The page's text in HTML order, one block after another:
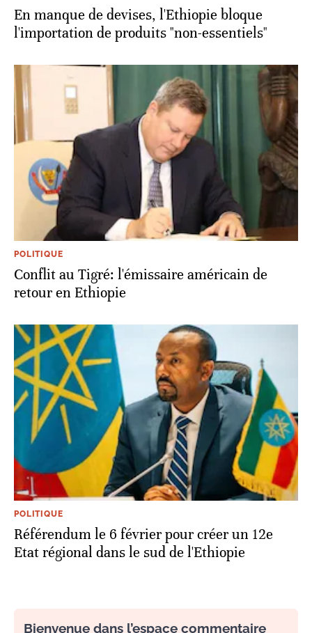
En manque de devises, l'Ethiopie bloque
l'importation de produits "non-essentiels"
POLITIQUE
Conflit au Tigré: l'émissaire américain de
retour en Ethiopie
POLITIQUE
Référendum le 6 février pour créer un 12e
Etat régional dans le sud de l'Ethiopie
Bienvenue dans l’espace commentaire